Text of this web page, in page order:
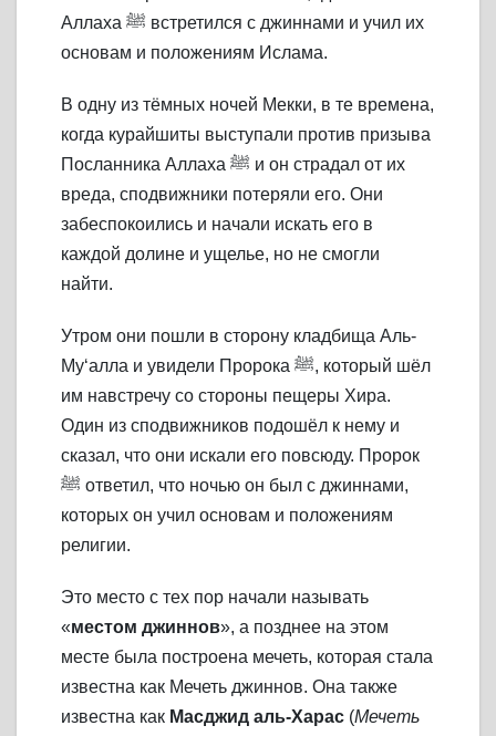
Аллаха ﷺ встретился с джиннами и учил их
основам и положениям Ислама.
В одну из тёмных ночей Мекки, в те времена,
когда курайшиты выступали против призыва
Посланника Аллаха ﷺ и он страдал от их
вреда, сподвижники потеряли его. Они
забеспокоились и начали искать его в
каждой долине и ущелье, но не смогли
найти.
Утром они пошли в сторону кладбища Аль-
Му‘алла и увидели Пророка ﷺ, который шёл
им навстречу со стороны пещеры Хира.
Один из сподвижников подошёл к нему и
сказал, что они искали его повсюду. Пророк
ﷺ ответил, что ночью он был с джиннами,
которых он учил основам и положениям
религии.
Это место с тех пор начали называть
«местом джиннов», а позднее на этом
месте была построена мечеть, которая стала
известна как Мечеть джиннов. Она также
известна как Масджид аль-Харас (Мечеть